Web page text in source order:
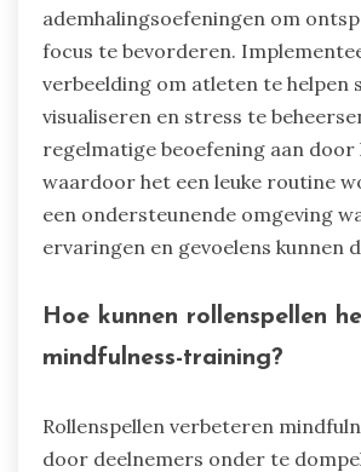
ervaringen te reflecteren, wat
en veerkracht bevordert. Deze
aanpak ondersteunt zowel de
ontwikkeling van jonge atleten.
Wat zijn de beste
onderwijzen van
jonge atleten?
Om mindfulness effectief aan
onderwijzen, moeten boeiende en
geïntegreerd. Gebruik eenvoudige
ademhalingsoefeningen om